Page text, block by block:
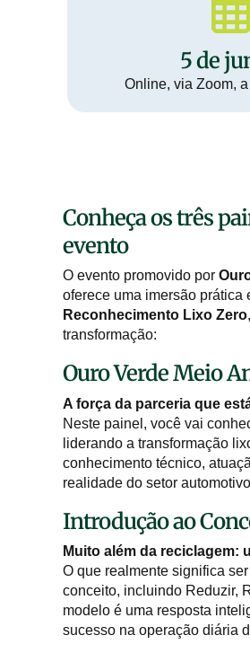
5 de
Online, via Zoom,
Conheça os três
evento
O evento promovido por
oferece uma imersão prática
Reconhecimento Lixo Zero
transformação:
Ouro Verde Meio
A força da parceria que
Neste painel, você vai
liderando a transformação
conhecimento técnico,
realidade do setor
Introdução ao
Muito além da reciclagem:
O que realmente significa
conceito, incluindo Reduzir,
modelo é uma resposta
sucesso na operação diária